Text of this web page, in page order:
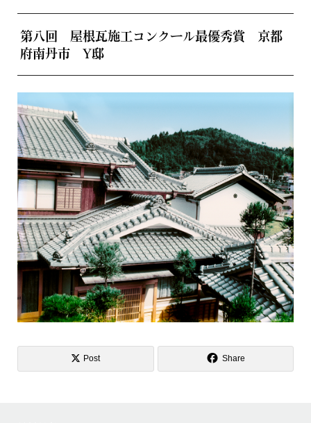
第八回 屋根瓦施工コンクール最優秀賞 京都
府南丹市 Y邸
Post Share